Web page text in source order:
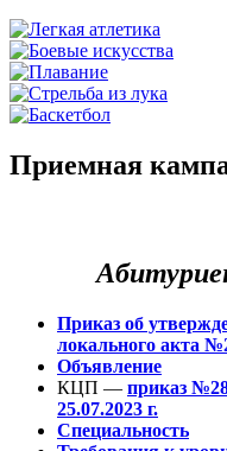
Приемная
Приказ об
локального акта
Объявление
КЦП — приказ
25.07.2023 г.
Специальность